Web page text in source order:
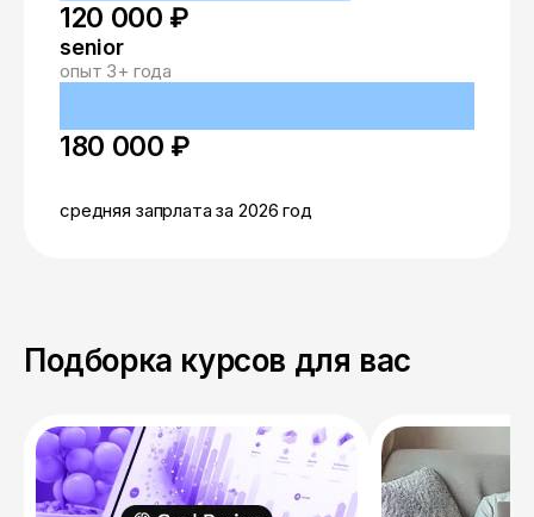
120 000 ₽
senior
опыт 3+ года
180 000 ₽
средняя запрлата за 2026 год
Подборка курсов для вас